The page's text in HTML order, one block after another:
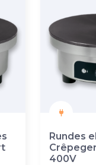
Rundes
400V